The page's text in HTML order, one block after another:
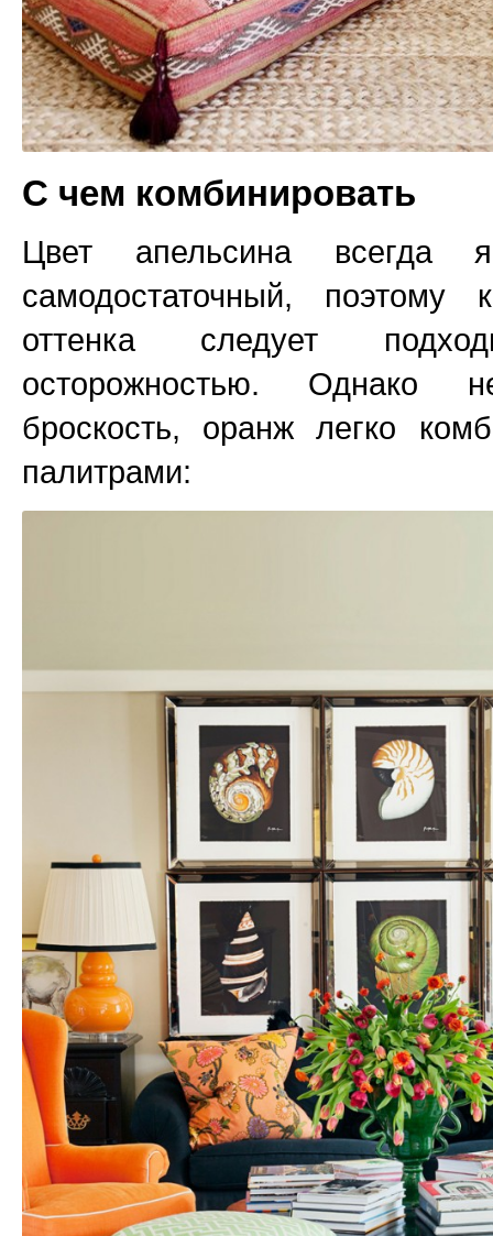
С чем комбинировать
Цвет апельсина всегда
самодостаточный, поэтому
оттенка следует
осторожностью. Однако
броскость, оранж легко
палитрами: